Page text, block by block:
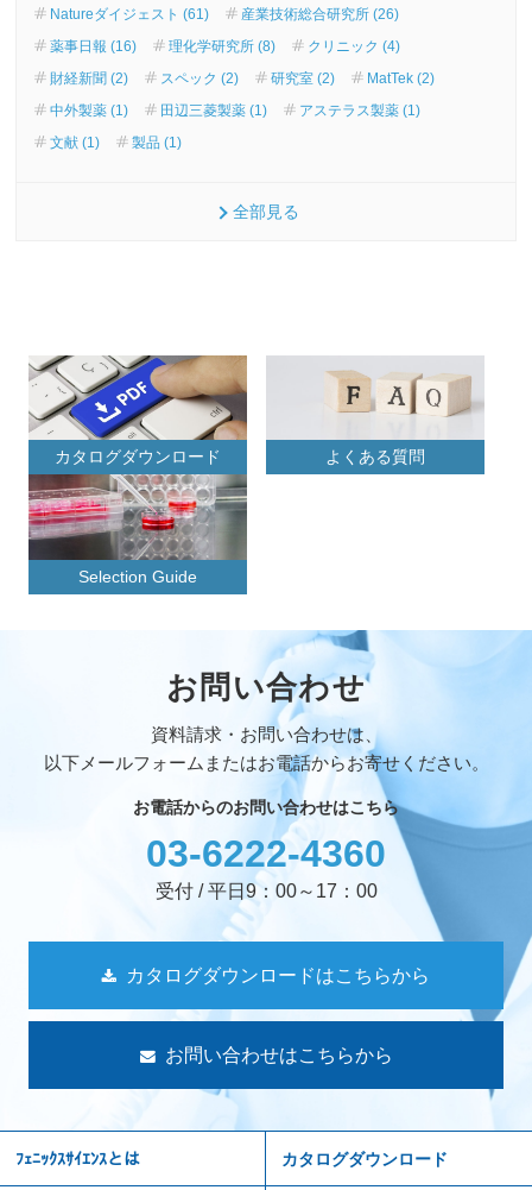
Natureダイジェスト (61)
産業技術総合研究所 (26)
薬事日報 (16)
理化学研究所 (8)
クリニック (4)
財経新聞 (2)
スペック (2) 研究室 (2)
MatTek (2)
中外製薬 (1)
田辺三菱製薬 (1)
アステラス製薬 (1)
文献 (1)
製品 (1)
全部見る
カタログダウンロード よくある質問
Selection Guide
お問い合わせ
資料請求・お問い合わせは、
以下メールフォームまたはお電話からお寄せください。
お電話からのお問い合わせはこちら
03-6222-4360
受付 / 平日9：00～17：00
カタログダウンロードはこちらから
お問い合わせはこちらから
ﾌｪﾆｯｸｽｻｲｴﾝｽとは カタログダウンロード